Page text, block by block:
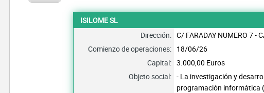
ISILOME SL
Dirección: C/ FARADAY NUMERO 7 -
Comienzo de operaciones: 18/06/26
Capital: 3.000,00 Euros
Objeto social: - La investigación y
programación informática